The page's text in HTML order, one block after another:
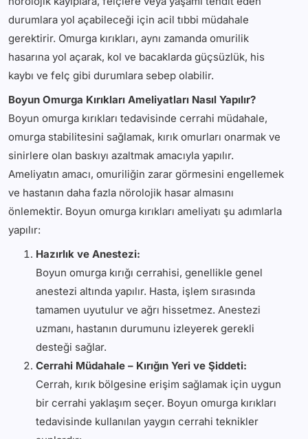
durumlara yol açabileceği için acil tıbbi müdahale
gerektirir. Omurga kırıkları, aynı zamanda omurilik
hasarına yol açarak, kol ve bacaklarda güçsüzlük, his
kaybı ve felç gibi durumlara sebep olabilir.
Boyun Omurga Kırıkları Ameliyatları Nasıl Yapılır?
Boyun omurga kırıkları tedavisinde cerrahi müdahale,
omurga stabilitesini sağlamak, kırık omurları onarmak ve
sinirlere olan baskıyı azaltmak amacıyla yapılır.
Ameliyatın amacı, omuriliğin zarar görmesini engellemek
ve hastanın daha fazla nörolojik hasar almasını
önlemektir. Boyun omurga kırıkları ameliyatı şu adımlarla
yapılır:
Hazırlık ve Anestezi:
Boyun omurga kırığı cerrahisi, genellikle genel
anestezi altında yapılır. Hasta, işlem sırasında
tamamen uyutulur ve ağrı hissetmez. Anestezi
uzmanı, hastanın durumunu izleyerek gerekli
desteği sağlar.
Cerrahi Müdahale – Kırığın Yeri ve Şiddeti:
Cerrah, kırık bölgesine erişim sağlamak için uygun
bir cerrahi yaklaşım seçer. Boyun omurga kırıkları
tedavisinde kullanılan yaygın cerrahi teknikler